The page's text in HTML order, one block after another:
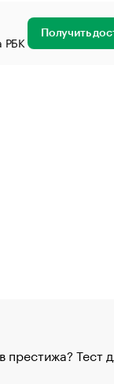
РБК Получить
престижа? Тест